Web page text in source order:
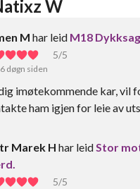
W
M har leid M18
5/5
døgn siden
imøtekommende kar, vil
ham igjen for leie av
Marek H har leidStor
5/5